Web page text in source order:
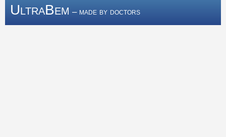
UltraBem – made by doctors